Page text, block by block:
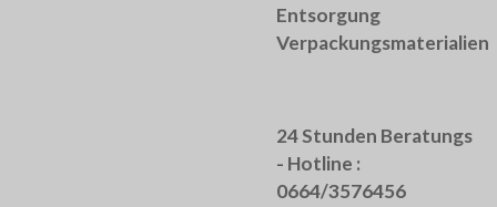
Entsorgung
Verpackungsmaterialien
24 Stunden Beratungs
- Hotline :
0664/3576456